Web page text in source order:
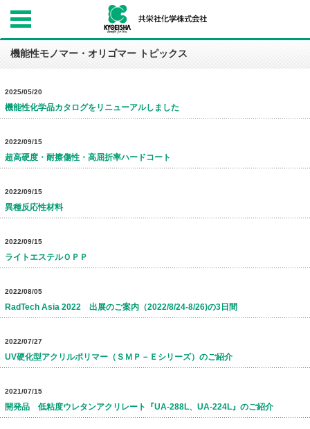
機能性モノマー・オリゴマー トピックス
2025/05/20
機能性化学品カタログをリニューアルしました
2022/09/15
超高硬度・耐擦傷性・高屈折率ハードコート
2022/09/15
異種反応性材料
2022/09/15
ライトエステルＯＰＰ
2022/08/05
RadTech Asia 2022 出展のご案内（2022/8/24-8/26)の3日間
2022/07/27
UV硬化型アクリルポリマー（ＳＭＰ－Ｅシリーズ）のご紹介
2021/07/15
開発品 低粘度ウレタンアクリレート『UA-288L、UA-224L』のご紹介